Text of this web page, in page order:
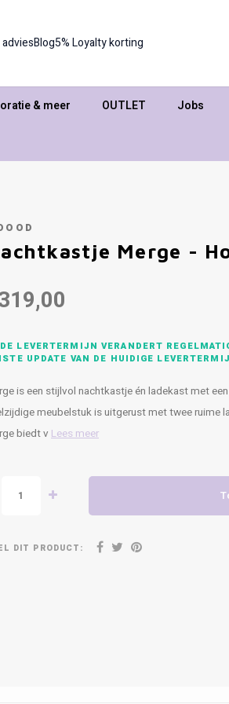
Blog5% Loyalty korting
& meer OUTLET Jobs
Merge -
DE LEVERTERMIJN VERANDERT
UPDATE VAN DE HUIDIGE
is een stijlvol nachtkastje én ladekast met
meubelstuk is uitgerust met twee ruime
biedt v Lees meer
DIT PRODUCT: